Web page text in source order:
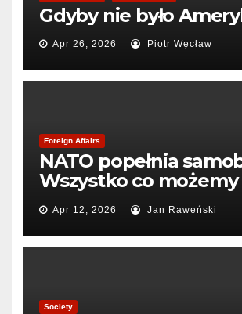
Gdyby nie było
Apr 26, 2026 Piotr Węcław
Foreign Affairs
NATO popełnia
Wszystko co
to pogrzebać sojusz
Apr 12, 2026 Jan Raweński
Society